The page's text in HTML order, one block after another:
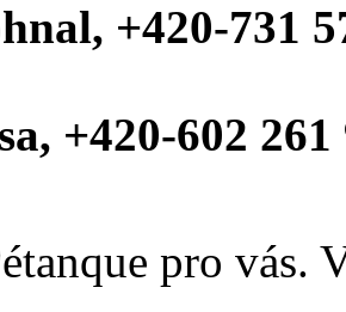
+420-731
+420-602 261
pro vás.